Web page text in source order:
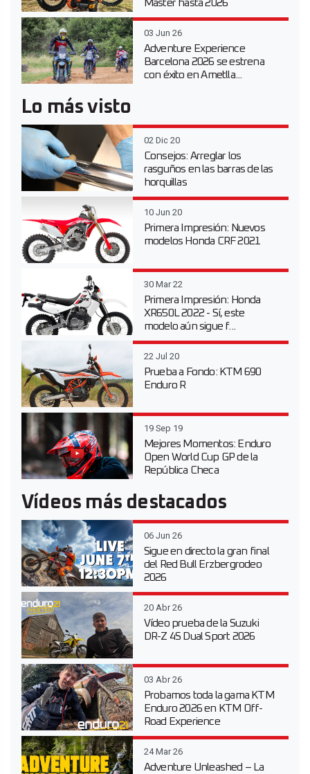
Master hasta 2026
03 Jun 26
Adventure Experience
Barcelona 2026 se estrena
con éxito en Ametlla...
Lo más visto
02 Dic 20
Consejos: Arreglar los
rasguños en las barras de las
horquillas
10 Jun 20
Primera Impresión: Nuevos
modelos Honda CRF 2021
30 Mar 22
Primera Impresión: Honda
XR650L 2022 - Sí, este
modelo aún sigue f...
22 Jul 20
Prueba a Fondo: KTM 690
Enduro R
19 Sep 19
Mejores Momentos: Enduro
Open World Cup GP de la
República Checa
Vídeos más destacados
06 Jun 26
Sigue en directo la gran final
del Red Bull Erzbergrodeo
2026
20 Abr 26
Vídeo prueba de la Suzuki
DR-Z 4S Dual Sport 2026
03 Abr 26
Probamos toda la gama KTM
Enduro 2026 en KTM Off-
Road Experience
24 Mar 26
Adventure Unleashed – La